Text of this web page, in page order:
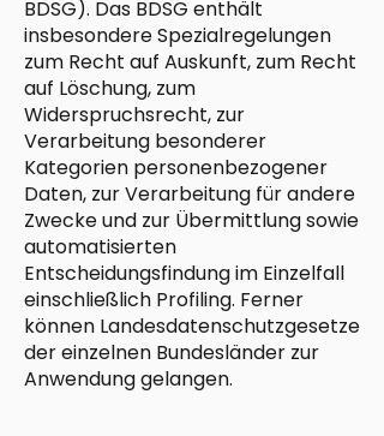
BDSG). Das BDSG enthält
insbesondere Spezialregelungen
zum Recht auf Auskunft, zum Recht
auf Löschung, zum
Widerspruchsrecht, zur
Verarbeitung besonderer
Kategorien personenbezogener
Daten, zur Verarbeitung für andere
Zwecke und zur Übermittlung sowie
automatisierten
Entscheidungsfindung im Einzelfall
einschließlich Profiling. Ferner
können Landesdatenschutzgesetze
der einzelnen Bundesländer zur
Anwendung gelangen.